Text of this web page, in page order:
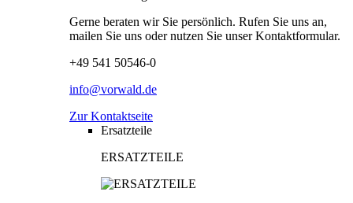
Gerne beraten wir Sie persönlich. Rufen Sie uns an,
mailen Sie uns oder nutzen Sie unser Kontaktformular.
+49 541 50546-0
info@vorwald.de
Zur Kontaktseite
Ersatzteile
ERSATZTEILE